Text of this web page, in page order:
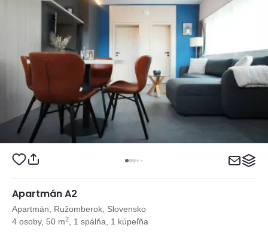
Apartmán A2
Apartmán, Ružomberok, Slovensko
4 osoby, 50 m2 , 1 spálňa, 1 kúpeľňa